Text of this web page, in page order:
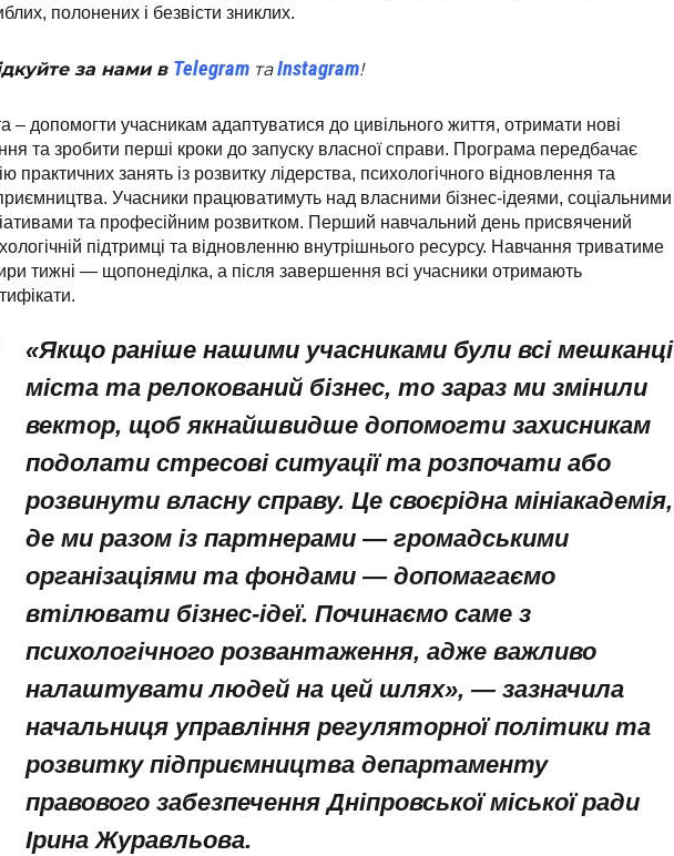
полонених і безвісти зниклих.
за нами в Telegram таInstagram!
– допомогти учасникам адаптуватися до цивільного життя, отримати нові
та зробити перші кроки до запуску власної справи. Програма передбачає
практичних занять із розвитку лідерства, психологічного відновлення та
Учасники працюватимуть над власними бізнес-ідеями, соціальними
та професійним розвитком. Перший навчальний день присвячений
підтримці та відновленню внутрішнього ресурсу. Навчання триватиме
тижні — щопонеділка, а після завершення всі учасники отримають
«Якщо раніше нашими учасниками були всі мешканці
міста та релокований бізнес, то зараз ми змінили
вектор, щоб якнайшвидше допомогти захисникам
подолати стресові ситуації та розпочати або
розвинути власну справу. Це своєрідна мініакадемія,
де ми разом із партнерами — громадськими
організаціями та фондами — допомагаємо
втілювати бізнес-ідеї. Починаємо саме з
психологічного розвантаження, адже важливо
налаштувати людей на цей шлях», — зазначила
начальниця управління регуляторної політики та
розвитку підприємництва департаменту
правового забезпечення Дніпровської міської ради
Ірина Журавльова.